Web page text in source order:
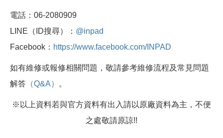
電話：06-2080909
LINE（ID搜尋）： @inpad
Facebook： https://www.facebook.com/INPAD
如有維修或報修相關問題，敬請參考維修流程及常見問題
解答 （Q&A） 。
※以上資料若與官方資料有出入請以原廠資料為主，不便
之處敬請原諒!!